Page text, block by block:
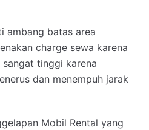
ambang batas area
charge sewa karena
tinggi karena
dan menempuh jarak
Mobil Rental yang